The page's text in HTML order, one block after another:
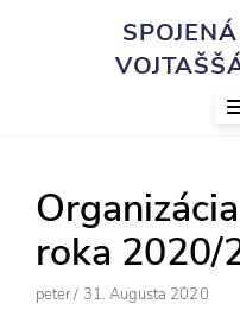
roka 2020/
Author
Peter/ Posted
31. Augusta 2020